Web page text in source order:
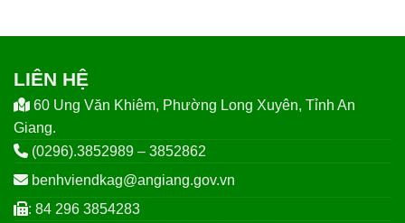
LIÊN HỆ
60 Ung Văn Khiêm, Phường Long Xuyên, Tỉnh An
Giang.
(0296).3852989 – 3852862
benhviendkag@angiang.gov.vn
: 84 296 3854283